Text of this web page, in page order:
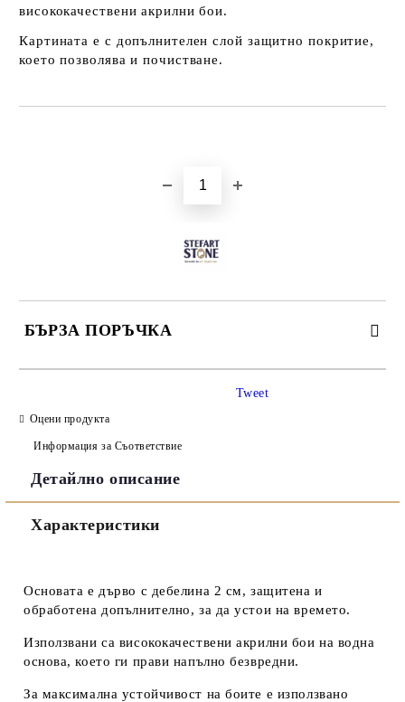
висококачествени акрилни бои.
Картината е с допълнителен слой защитно покритие,
което позволява и почистване.
БЪРЗА ПОРЪЧКА
Ние ще се свържем с вас в рамките на работния ден.
Tweet
Оцени продукта
Информация за Съответствие
Детайлно описание
Характеристики
Основата е дърво с дебелина 2 см, защитена и
обработена допълнително, за да устои на времето.
Използвани са висококачествени акрилни бои на водна
основа, което ги прави напълно безвредни.
За максимална устойчивост на боите е използвано